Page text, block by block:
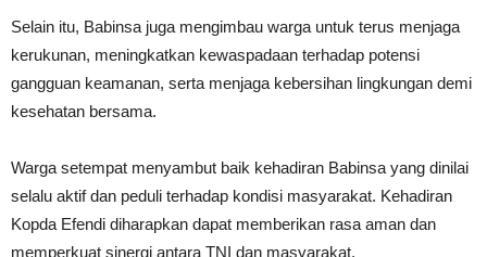
Selain itu, Babinsa juga mengimbau warga untuk terus menjaga
kerukunan, meningkatkan kewaspadaan terhadap potensi
gangguan keamanan, serta menjaga kebersihan lingkungan demi
kesehatan bersama.
Warga setempat menyambut baik kehadiran Babinsa yang dinilai
selalu aktif dan peduli terhadap kondisi masyarakat. Kehadiran
Kopda Efendi diharapkan dapat memberikan rasa aman dan
memperkuat sinergi antara TNI dan masyarakat.